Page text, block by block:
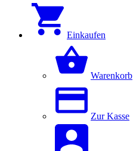
Einkaufen
Warenkorb
Zur Kasse